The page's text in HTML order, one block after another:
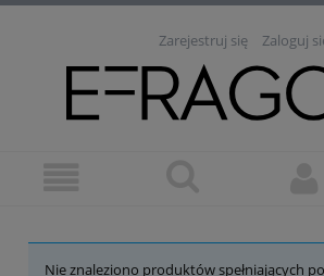
Zarejestruj się Zaloguj
Nie znaleziono produktów spełniających